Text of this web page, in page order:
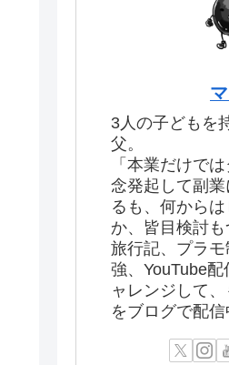
3人の子どもを
父。
「本業だけで
念発起して副
るも、何から
か、皆目検討も
旅行記、プラ
強、YouTube
ャレンジして
をブログで配信